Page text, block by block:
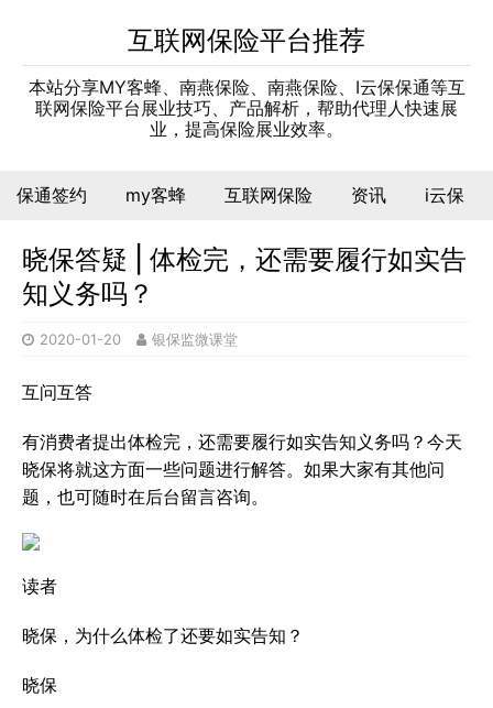
互联网保险平台推荐
本站分享MY客蜂、南燕保险、南燕保险、I云保保通等互
联网保险平台展业技巧、产品解析，帮助代理人快速展
业，提高保险展业效率。
保通签约 my客蜂 互联网保险 资讯 i云保
晓保答疑 | 体检完，还需要履行如实告
知义务吗？
2020-01-20 银保监微课堂
互问互答
有消费者提出体检完，还需要履行如实告知义务吗？今天
晓保将就这方面一些问题进行解答。如果大家有其他问
题，也可随时在后台留言咨询。
读者
晓保，为什么体检了还要如实告知？
晓保